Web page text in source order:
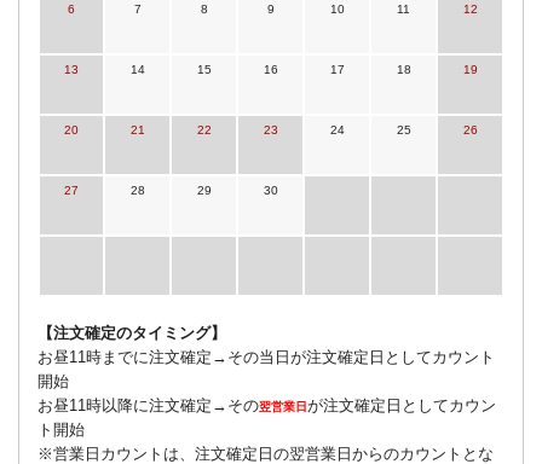
6 7 8 9 10 11 12
13 14 15 16 17 18 19
20 21 22 23 24 25 26
27 28 29 30
【注文確定のタイミング】
お昼11時までに注文確定→その当日が注文確定日としてカウント
開始
お昼11時以降に注文確定→その翌営業日が注文確定日としてカウン
ト開始
※営業日カウントは、注文確定日の翌営業日からのカウントとな